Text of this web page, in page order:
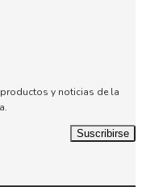
productos y noticias de la
Suscribirse